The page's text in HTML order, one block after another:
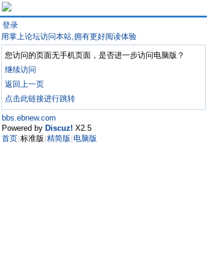
登录
用掌上论坛访问本站,拥有更好阅读体验
您访问的页面无手机页面，是否进一步访问电脑版？
继续访问
返回上一页
点击此链接进行跳转
bbs.ebnew.com
Powered by Discuz! X2.5
首页 标准版 精简版 电脑版